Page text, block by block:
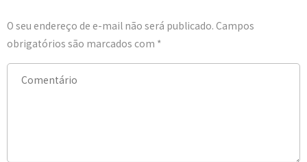
O seu endereço de e-mail não será publicado. Campos
obrigatórios são marcados com *